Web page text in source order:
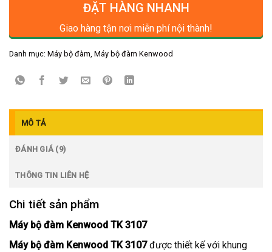
ĐẶT HÀNG NHANH
Giao hàng tận nơi miễn phí nội thành!
Danh mục: Máy bộ đàm, Máy bộ đàm Kenwood
MÔ TẢ
ĐÁNH GIÁ (9)
THÔNG TIN LIÊN HỆ
Chi tiết sản phẩm
Máy bộ đàm Kenwood TK 3107
Máy bộ đàm Kenwood TK 3107được thiết kế với khung